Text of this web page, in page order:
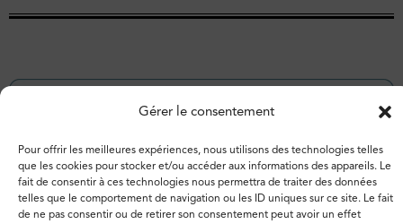
Gérer le consentement
Pour offrir les meilleures expériences, nous utilisons des technologies telles
que les cookies pour stocker et/ou accéder aux informations des appareils. Le
fait de consentir à ces technologies nous permettra de traiter des données
telles que le comportement de navigation ou les ID uniques sur ce site. Le fait
de ne pas consentir ou de retirer son consentement peut avoir un effet
© 2026 – Espace de libertés. Tous droits réservés.